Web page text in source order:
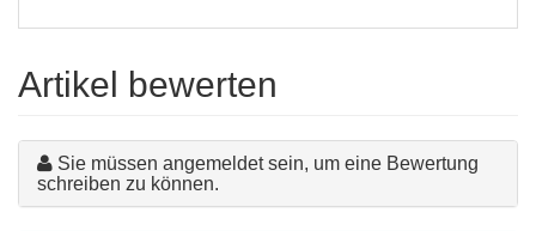
Artikel bewerten
Sie müssen angemeldet sein, um eine Bewertung
schreiben zu können.